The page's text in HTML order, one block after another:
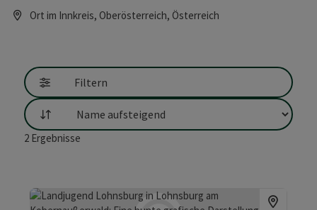
Ort im Innkreis, Oberösterreich, Österreich
Filtern
Sortierung
2 Ergebnisse